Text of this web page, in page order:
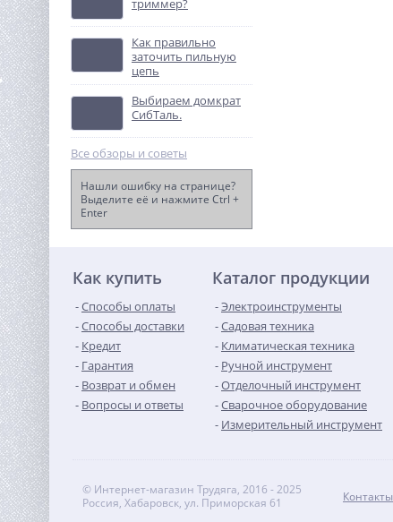
480 900
%
UNIPUMP FEKAMAX 65-15-
триммер?
Как правильно
заточить пильную
цепь
Выбираем домкрат
СибТаль.
Все обзоры и советы
Нашли ошибку на странице?
Выделите её и нажмите Ctrl +
Enter
Как купить
Способы оплаты
Способы доставки
Кредит
Гарантия
Возврат и обмен
Вопросы и ответы
Каталог продукции
Электроинструменты
Садовая техника
Климатическая техника
Ручной инструмент
Отделочный инструмент
Сварочное оборудование
Измерительный инструмент
© Интернет-магазин Трудяга, 2016 - 2025
Россия, Хабаровск, ул. Приморская 61
Контакты